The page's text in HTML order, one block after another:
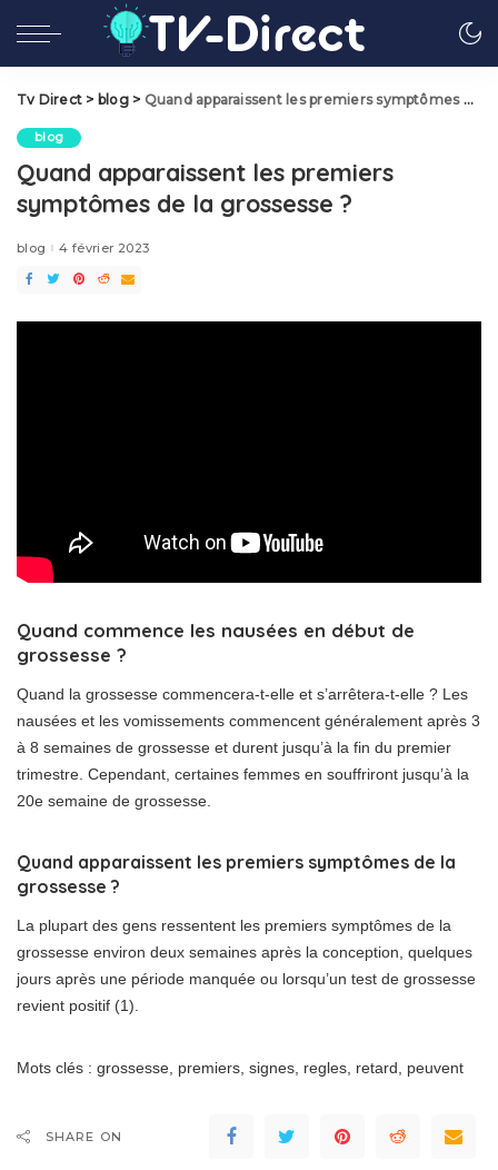
Tv Direct > blog> Quand apparaissent les premiers symptômes de la grossesse ?
blog
Quand apparaissent les premiers
symptômes de la grossesse ?
blog 4 février 2023
Quand commence les nausées en début de
grossesse ?
Quand la grossesse commencera-t-elle et s’arrêtera-t-elle ? Les
nausées et les vomissements commencent généralement après 3
à 8 semaines de grossesse et durent jusqu’à la fin du premier
trimestre. Cependant, certaines femmes en souffriront jusqu’à la
20e semaine de grossesse.
Quand apparaissent les premiers symptômes de la
grossesse ?
La plupart des gens ressentent les premiers symptômes de la
grossesse environ deux semaines après la conception, quelques
jours après une période manquée ou lorsqu’un test de grossesse
revient positif (1).
Mots clés : grossesse, premiers, signes, regles, retard, peuvent
SHARE ON